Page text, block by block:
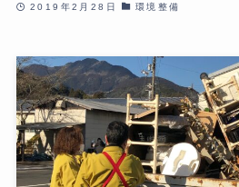
2019年2月28日 環境整備